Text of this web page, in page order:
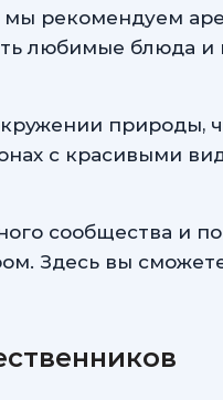
рекомендуем
любимые блюда
природы,
с красивыми
сообщества и
Здесь вы